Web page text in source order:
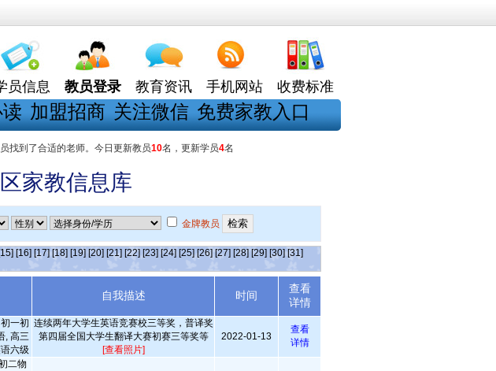
员信息 教员登录 教育资讯 手机网站 收费标准
加盟招商 关注微信 免费家教入口
找到了合适的老师。今日更新教员10名，更新学员4名
家教信息库
金牌教员
[15] [16] [17] [18] [19] [20] [21] [22] [23] [24] [25] [26] [27] [28] [29] [30] [31]
自我描述 时间
查看
详情
一初
, 高三
六级
连续两年大学生英语竞赛校三等奖，普译奖
第四届全国大学生翻译大赛初赛三等奖等
[查看照片]
2022-01-13
查看
详情
二物